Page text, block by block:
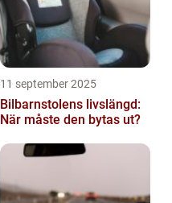
11 september 2025
Bilbarnstolens livslängd:
När måste den bytas ut?